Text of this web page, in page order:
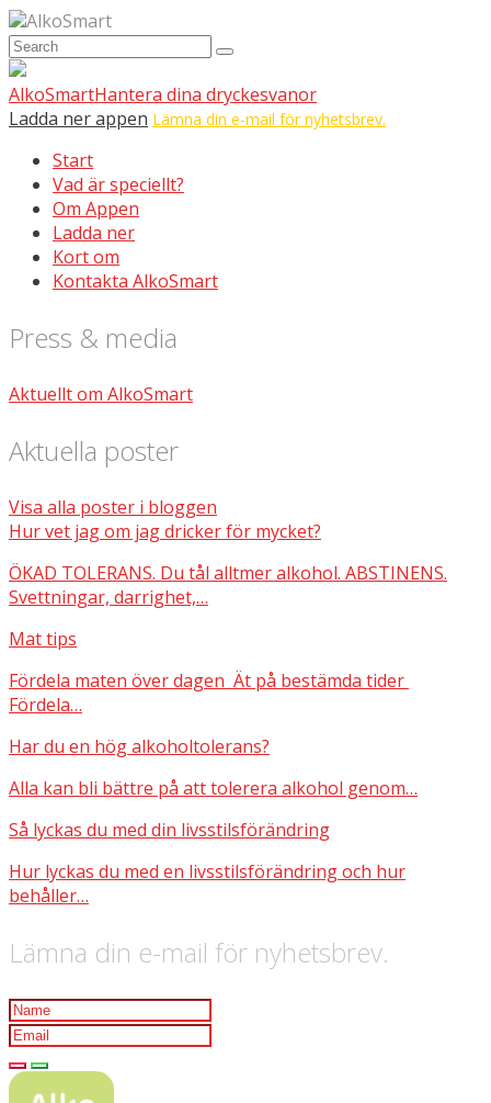
AlkoSmart
AlkoSmartHantera dina dryckesvanor
Ladda ner appen Lämna din e-mail för nyhetsbrev.
Start
Vad är speciellt?
Om Appen
Ladda ner
Kort om
Kontakta AlkoSmart
Press & media
Aktuellt om AlkoSmart
Aktuella poster
Visa alla poster i bloggen
Hur vet jag om jag dricker för mycket?
ÖKAD TOLERANS. Du tål alltmer alkohol. ABSTINENS.
Svettningar, darrighet,…
Mat tips
Fördela maten över dagen Ät på bestämda tider
Fördela…
Har du en hög alkoholtolerans?
Alla kan bli bättre på att tolerera alkohol genom…
Så lyckas du med din livsstilsförändring
Hur lyckas du med en livsstilsförändring och hur
behåller…
Lämna din e-mail för nyhetsbrev.